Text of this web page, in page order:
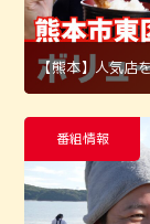
【熊本】人気店
番組情報